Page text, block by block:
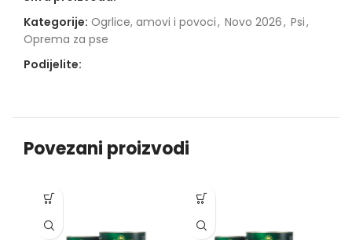
Kategorije: Ogrlice, amovi i povoci, Novo 2026, Psi,
Oprema za pse
Podijelite:
Povezani proizvodi